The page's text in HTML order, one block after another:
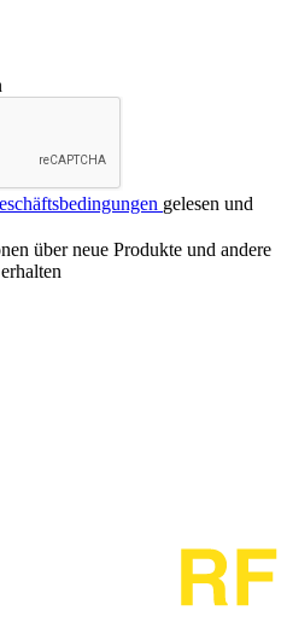
gelesen und
über neue Produkte und andere